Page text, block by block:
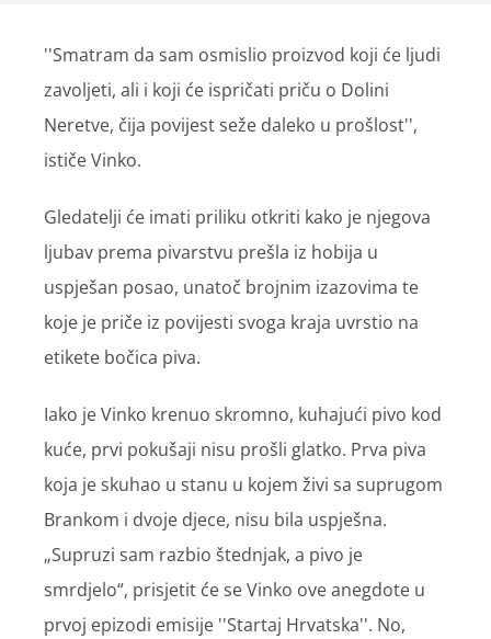
''Smatram da sam osmislio proizvod koji će ljudi
zavoljeti, ali i koji će ispričati priču o Dolini
Neretve, čija povijest seže daleko u prošlost'',
ističe Vinko.
Gledatelji će imati priliku otkriti kako je njegova
ljubav prema pivarstvu prešla iz hobija u
uspješan posao, unatoč brojnim izazovima te
koje je priče iz povijesti svoga kraja uvrstio na
etikete bočica piva.
Iako je Vinko krenuo skromno, kuhajući pivo kod
kuće, prvi pokušaji nisu prošli glatko. Prva piva
koja je skuhao u stanu u kojem živi sa suprugom
Brankom i dvoje djece, nisu bila uspješna.
„Supruzi sam razbio štednjak, a pivo je
smrdjelo“, prisjetit će se Vinko ove anegdote u
prvoj epizodi emisije ''Startaj Hrvatska''. No,